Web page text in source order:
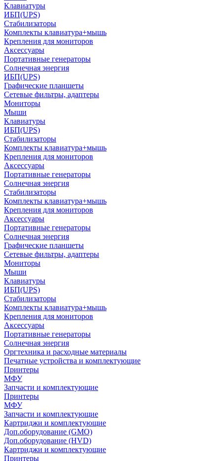
Клавиатуры
ИБП(UPS)
Стабилизаторы
Комплекты клавиатура+мышь
Крепления для мониторов
Аксессуары
Портативные генераторы
Солнечная энергия
ИБП(UPS)
Графические планшеты
Сетевые фильтры, адаптеры
Мониторы
Мыши
Клавиатуры
ИБП(UPS)
Стабилизаторы
Комплекты клавиатура+мышь
Крепления для мониторов
Аксессуары
Портативные генераторы
Солнечная энергия
Стабилизаторы
Комплекты клавиатура+мышь
Крепления для мониторов
Аксессуары
Портативные генераторы
Солнечная энергия
Графические планшеты
Сетевые фильтры, адаптеры
Мониторы
Мыши
Клавиатуры
ИБП(UPS)
Стабилизаторы
Комплекты клавиатура+мышь
Крепления для мониторов
Аксессуары
Портативные генераторы
Солнечная энергия
Оргтехника и расходные материалы
Печатные устройства и комплектующие
Принтеры
МФУ
Запчасти и комплектующие
Принтеры
МФУ
Запчасти и комплектующие
Картриджи и комплектующие
Доп.оборудование (GMO)
Доп.оборудование (HVD)
Картриджи и комплектующие
Принтеры